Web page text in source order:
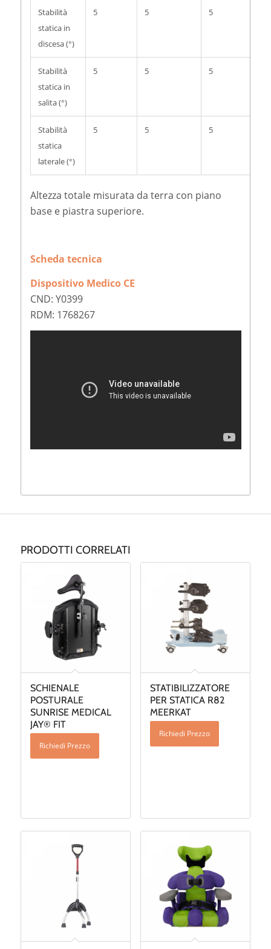
Stabilità
statica in
discesa (°)
5 5 5
Stabilità
statica in
salita (°)
5 5 5
Stabilità
statica
laterale (°)
5 5 5
Altezza totale misurata da terra con piano
base e piastra superiore.
Scheda tecnica
Dispositivo Medico CE
CND: Y0399
RDM: 1768267
PRODOTTI CORRELATI
SCHIENALE
POSTURALE
SUNRISE MEDICAL
JAY® FIT
Richiedi Prezzo
STATIBILIZZATORE
PER STATICA R82
MEERKAT
Richiedi Prezzo